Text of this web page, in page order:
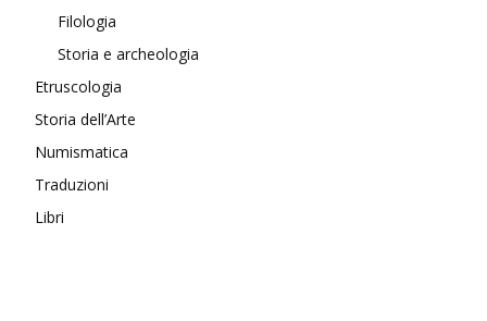
Filologia
Storia e archeologia
Etruscologia
Storia dell’Arte
Numismatica
Traduzioni
Libri